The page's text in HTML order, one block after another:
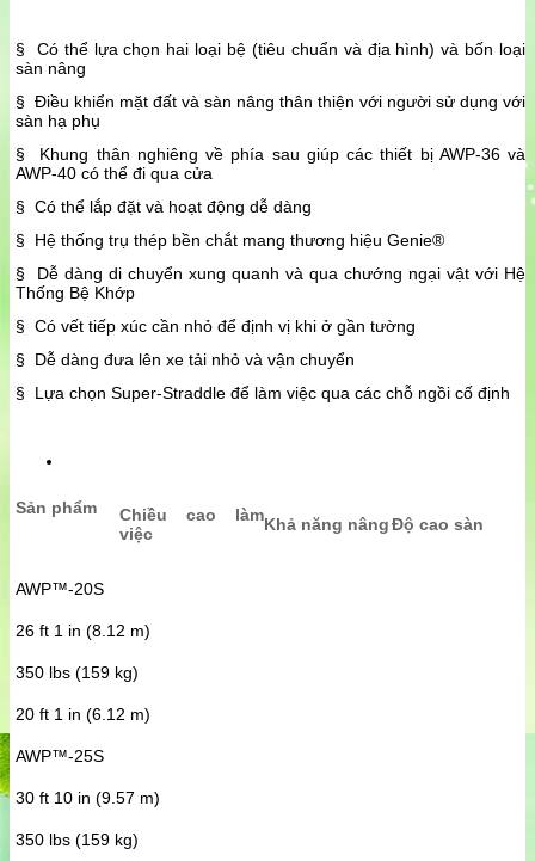
§ Có thể lựa chọn hai loại bệ (tiêu chuẩn và địa hình) và bốn loại
sàn nâng
§ Điều khiển mặt đất và sàn nâng thân thiện với người sử dụng với
sàn hạ phụ
§ Khung thân nghiêng về phía sau giúp các thiết bị AWP-36 và
AWP-40 có thể đi qua cửa
§ Có thể lắp đặt và hoạt động dễ dàng
§ Hệ thống trụ thép bền chắt mang thương hiệu Genie®
§ Dễ dàng di chuyển xung quanh và qua chướng ngại vật với Hệ
Thống Bệ Khớp
§ Có vết tiếp xúc cần nhỏ để định vị khi ở gần tường
§ Dễ dàng đưa lên xe tải nhỏ và vận chuyển
§ Lựa chọn Super-Straddle để làm việc qua các chỗ ngồi cố định
Sản phẩm
Chiều cao làm
việc
Khả năng nângĐộ cao sàn
AWP™-20S
26 ft 1 in (8.12 m)
350 lbs (159 kg)
20 ft 1 in (6.12 m)
AWP™-25S
30 ft 10 in (9.57 m)
350 lbs (159 kg)